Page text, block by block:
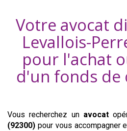
Votre avocat
Levallois-
pour l'achat
d'un fonds de
Vous recherchez un avocat
(92300) pour vous accompagner